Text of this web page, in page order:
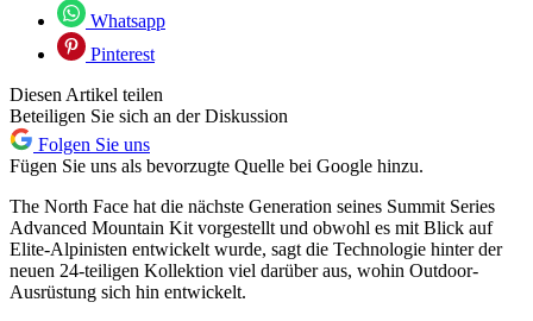
Whatsapp
Pinterest
Diesen Artikel teilen
Beteiligen Sie sich an der Diskussion
Folgen Sie uns
Fügen Sie uns als bevorzugte Quelle bei Google hinzu.
The North Face hat die nächste Generation seines Summit Series
Advanced Mountain Kit vorgestellt und obwohl es mit Blick auf
Elite-Alpinisten entwickelt wurde, sagt die Technologie hinter der
neuen 24-teiligen Kollektion viel darüber aus, wohin Outdoor-
Ausrüstung sich hin entwickelt.